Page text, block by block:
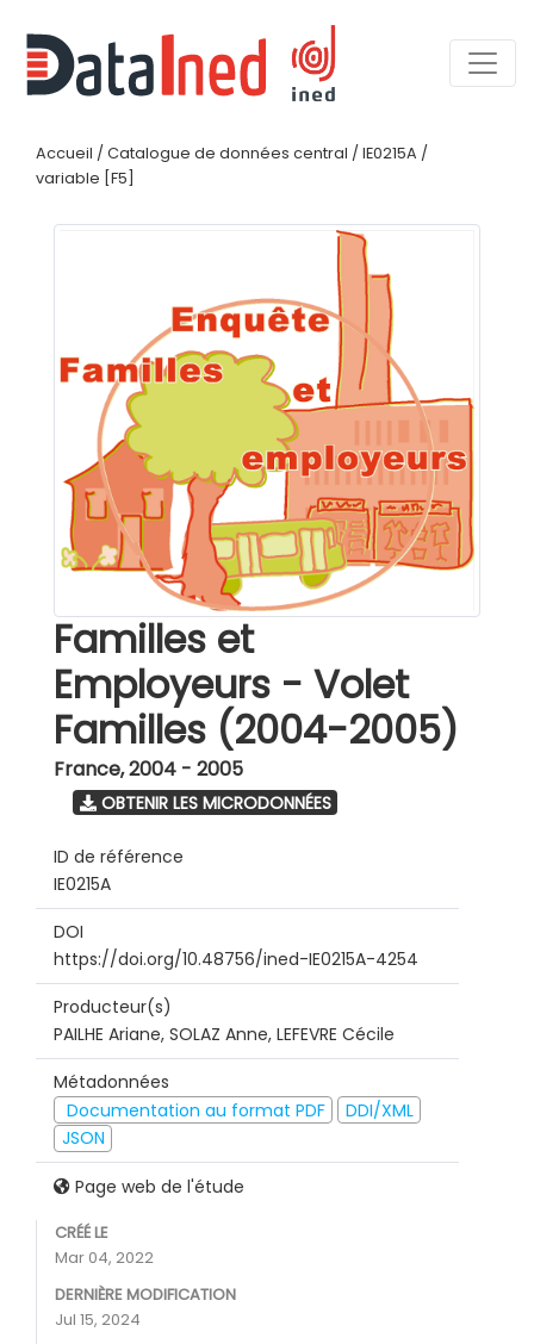
Accueil / Catalogue de données central / IE0215A /
variable [F5]
Familles et
Employeurs - Volet
Familles (2004-2005)
France,2004 - 2005
OBTENIR LES MICRODONNÉES
ID de référence
IE0215A
DOI
https://doi.org/10.48756/ined-IE0215A-4254
Producteur(s)
PAILHE Ariane, SOLAZ Anne, LEFEVRE Cécile
Métadonnées
Documentation au format PDF
DDI/XML
JSON
Page web de l'étude
CRÉÉ LE
Mar 04, 2022
DERNIÈRE MODIFICATION
Jul 15, 2024